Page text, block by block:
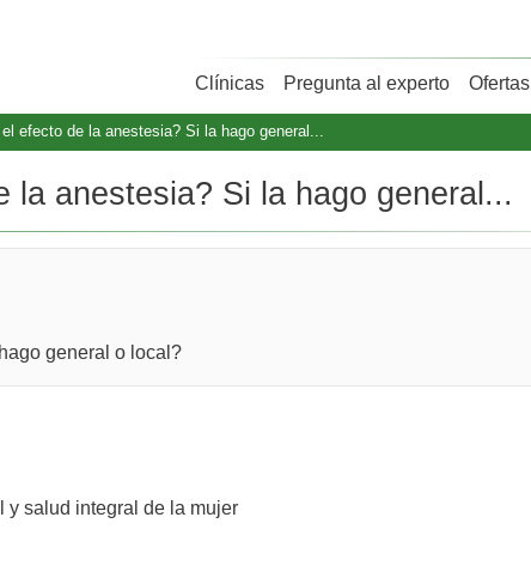
Clínicas Pregunta al experto
efecto de la anestesia? Si la hago general...
la anestesia? Si la hago general...
general o local?
y salud integral de la mujer